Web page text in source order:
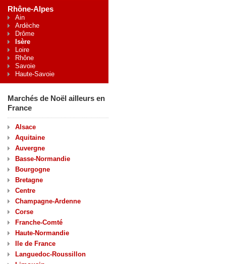
Rhône-Alpes
Ain
Ardèche
Drôme
Isère
Loire
Rhône
Savoie
Haute-Savoie
Marchés de Noël ailleurs en
France
Alsace
Aquitaine
Auvergne
Basse-Normandie
Bourgogne
Bretagne
Centre
Champagne-Ardenne
Corse
Franche-Comté
Haute-Normandie
Ile de France
Languedoc-Roussillon